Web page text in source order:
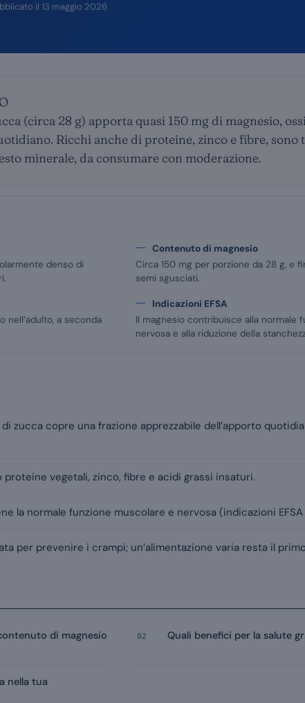
il 13 maggio 2026
(circa 28 g) apporta quasi 150 mg di magnesio,
Ricchi anche di proteine, zinco e fibre, sono
minerale, da consumare con moderazione.
denso di
Contenuto di magnesio
Circa 150 mg per porzione da 28 g, e
semi sgusciati.
a seconda
Indicazioni EFSA
Il magnesio contribuisce alla normale
nervosa e alla riduzione della
zucca copre una frazione apprezzabile dell’apporto
vegetali, zinco, fibre e acidi grassi insaturi.
la normale funzione muscolare e nervosa (indicazioni
per prevenire i crampi; un’alimentazione varia resta il
di magnesio
02 Quali benefici per la salute
nella tua